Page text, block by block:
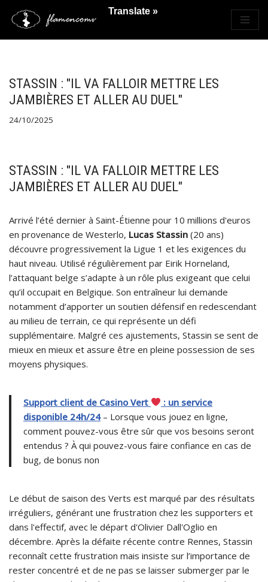
Saltar
STASSIN : "IL VA FALLOIR METTRE LES
JAMBIÈRES ET ALLER AU DUEL"
24/10/2025
STASSIN : "IL VA FALLOIR METTRE LES
JAMBIÈRES ET ALLER AU DUEL"
Arrivé l’été dernier à Saint-Étienne pour 10 millions d'euros
en provenance de Westerlo, Lucas Stassin (20 ans)
découvre progressivement la Ligue 1 et les exigences du
haut niveau. Utilisé régulièrement par Eirik Horneland,
l’attaquant belge s’adapte à un rôle plus exigeant que celui
qu’il occupait en Belgique. Son entraîneur lui demande
notamment d’apporter un soutien défensif en redescendant
au milieu de terrain, ce qui représente un défi
supplémentaire. Malgré ces ajustements, Stassin se sent de
mieux en mieux et assure être en pleine possession de ses
moyens physiques.
Support client de Casino Vert
: un service
disponible 24h/24– Lorsque vous jouez en ligne,
comment pouvez-vous être sûr que vos besoins seront
entendus ? À qui pouvez-vous faire confiance en cas de
bug, de bonus non
Le début de saison des Verts est marqué par des résultats
irréguliers, générant une frustration chez les supporters et
dans l'effectif, avec le départ d'Olivier Dall'Oglio en
décembre. Après la défaite récente contre Rennes, Stassin
reconnaît cette frustration mais insiste sur l’importance de
rester concentré et de ne pas se laisser submerger par le
Translate »